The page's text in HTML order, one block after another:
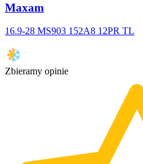
Maxam
16.9-28 MS903 152A8 12PR TL
Zbieramy opinie